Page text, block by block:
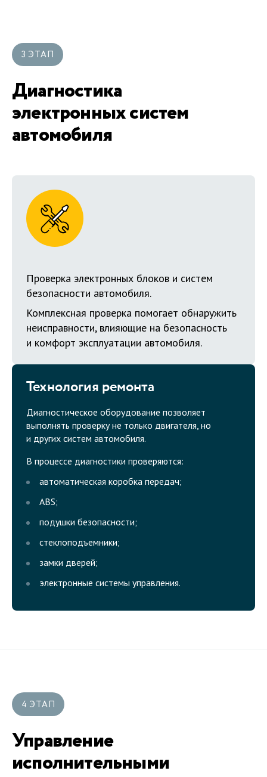
3 ЭТАП
Диагностика
электронных систем
автомобиля
Проверка электронных блоков и систем
безопасности автомобиля.
Комплексная проверка помогает обнаружить
неисправности, влияющие на безопасность
и комфорт эксплуатации автомобиля.
Технология ремонта
Диагностическое оборудование позволяет
выполнять проверку не только двигателя, но
и других систем автомобиля.
В процессе диагностики проверяются:
автоматическая коробка передач;
ABS;
подушки безопасности;
стеклоподъемники;
замки дверей;
электронные системы управления.
4 ЭТАП
Управление
исполнительными